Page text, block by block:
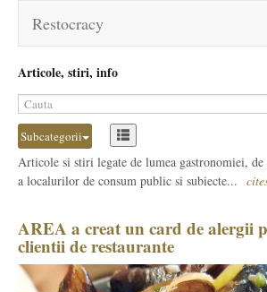
Restocracy
Articole, stiri, info
Subcategorii
Articole si stiri legate de lumea gastronomiei, de
a localurilor de consum public si subiecte...
AREA a creat un card de alergii
clientii de restaurante